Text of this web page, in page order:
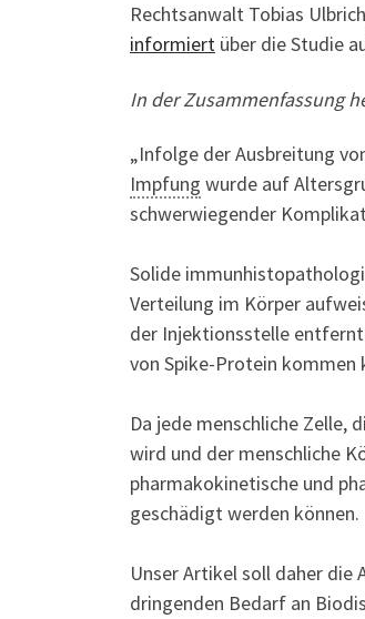
Rechtsanwalt Tobias
informiert über die Studie
In der Zusammenfassung
„Infolge der Ausbreitung
Impfung wurde auf
schwerwiegender
Solide
Verteilung im Körper
der Injektionsstelle entfernt
von Spike-Protein
Da jede menschliche Zelle,
wird und der menschliche
pharmakokinetische und
geschädigt werden können.
Unser Artikel soll daher die
dringenden Bedarf an